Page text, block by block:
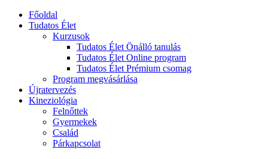
Főoldal
Tudatos Élet
Kurzusok
Tudatos Élet Önálló tanulás
Tudatos Élet Online program
Tudatos Élet Prémium csomag
Program megvásárlása
Újratervezés
Kineziológia
Felnőttek
Gyermekek
Család
Párkapcsolat